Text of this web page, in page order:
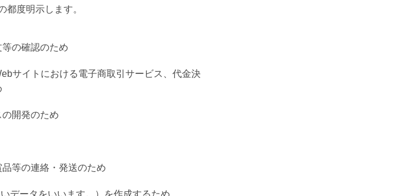
都度明示します。
の確認のため
サイトにおける電子商取引サービス、代金決
開発のため
等の連絡・発送のため
データをいいます。）を作成するため